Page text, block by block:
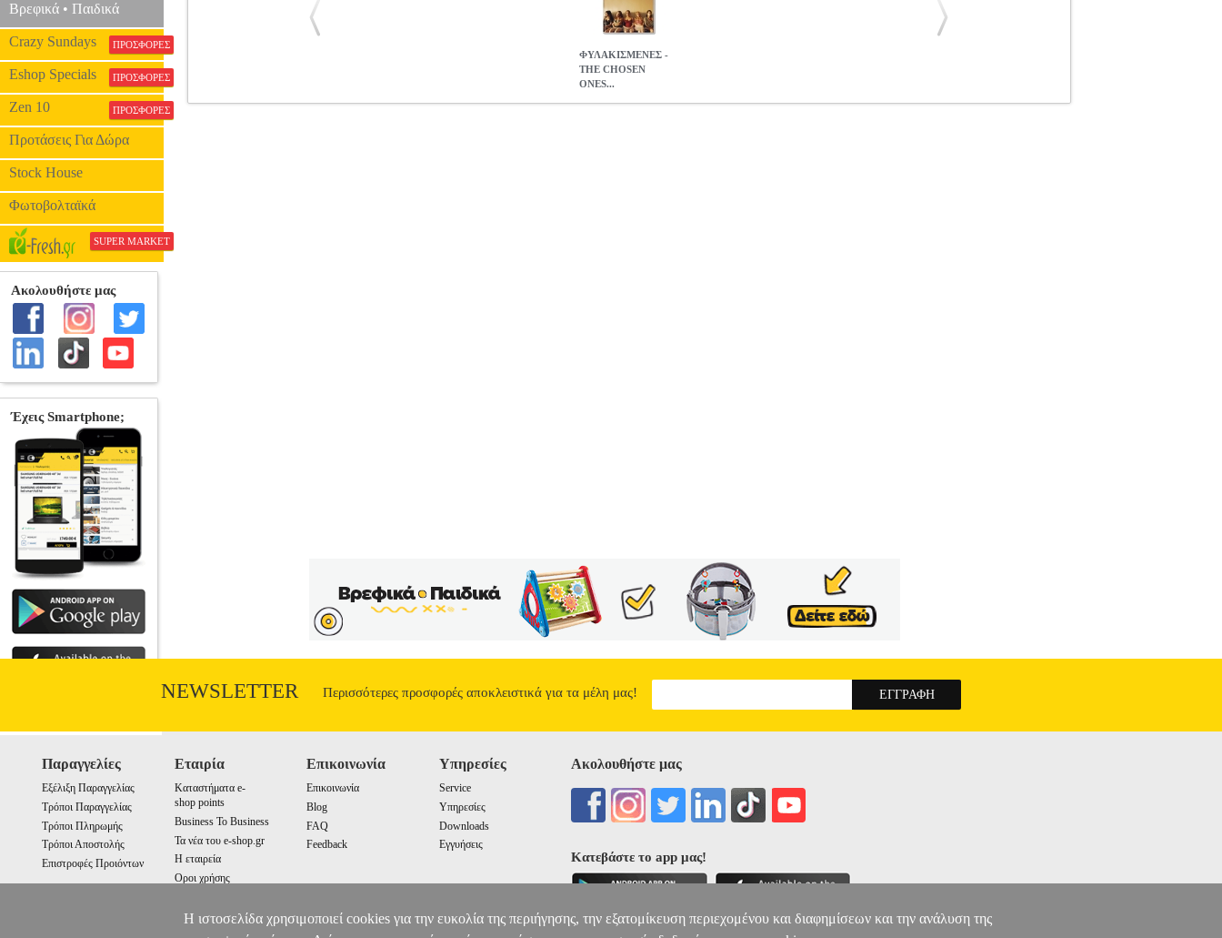
Βρεφικά • Παιδικά
Crazy Sundays ΠΡΟΣΦΟΡΕΣ
Eshop Specials ΠΡΟΣΦΟΡΕΣ
Zen 10 ΠΡΟΣΦΟΡΕΣ
Προτάσεις Για Δώρα
Stock House
Φωτοβολταϊκά
SUPER MARKET
ΦΥΛΑΚΙΣΜΕΝΕΣ -
THE CHOSEN
ONES...
NEWSLETTER Περισσότερες προσφορές αποκλειστικά για τα μέλη μας!
Παραγγελίες
Εξέλιξη Παραγγελίας
Τρόποι Παραγγελίας
Τρόποι Πληρωμής
Τρόποι Αποστολής
Επιστροφές Προιόντων
Εταιρία
Καταστήματα e-
shop points
Business To Business
Τα νέα του e-shop.gr
Η εταιρεία
Οροι χρήσης
Επικοινωνία
Επικοινωνία
Blog
FAQ
Feedback
Υπηρεσίες
Service
Υπηρεσίες
Downloads
Εγγυήσεις
Ακολουθήστε μας
Κατεβάστε το app μας!
Η ιστοσελίδα χρησιμοποιεί cookies για την ευκολία της περιήγησης, την εξατομίκευση περιεχομένου και διαφημίσεων και την ανάλυση της